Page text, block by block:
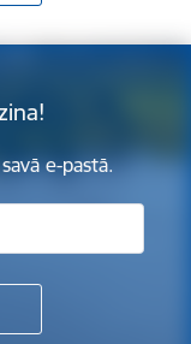
e-pastā.